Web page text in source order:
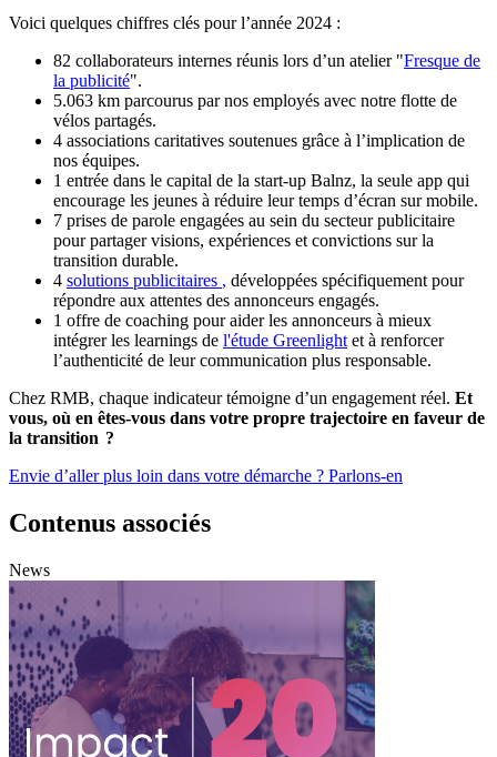
Voici quelques chiffres clés pour l’année 2024 :
82 collaborateurs internes réunis lors d’un atelier "Fresque de
la publicité".
5.063 km parcourus par nos employés avec notre flotte de
vélos partagés.
4 associations caritatives soutenues grâce à l’implication de
nos équipes.
1 entrée dans le capital de la start-up Balnz, la seule app qui
encourage les jeunes à réduire leur temps d’écran sur mobile.
7 prises de parole engagées au sein du secteur publicitaire
pour partager visions, expériences et convictions sur la
transition durable.
4 solutions publicitaires , développées spécifiquement pour
répondre aux attentes des annonceurs engagés.
1 offre de coaching pour aider les annonceurs à mieux
intégrer les learnings de l'étude Greenlight et à renforcer
l’authenticité de leur communication plus responsable.
Chez RMB, chaque indicateur témoigne d’un engagement réel. Et
vous, où en êtes-vous dans votre propre trajectoire en faveur de
la transition ?
Envie d’aller plus loin dans votre démarche ? Parlons-en
Contenus associés
News